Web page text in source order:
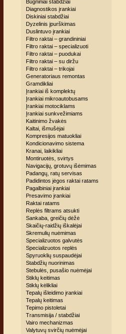
Būgniniai stabdžiai
Diagnostikos įrankiai
Diskiniai stabdžiai
Dyzelinis įpurškimas
Duslintuvo įrankiai
Filtro raktai – grandininiai
Filtro raktai – specializuoti
Filtro raktai – puodukai
Filtro raktai – su diržu
Filtro raktai – trikojai
Generatoriaus remontas
Gramdikliai
Įrankiai iš komplektų
Įrankiai mikroautobusams
Įrankiai motociklams
Įrankiai sunkvežimiams
Kaitinimo žvakės
Kaltai, išmušėjai
Kompresijos matuokliai
Kondicionavimo sistema
Kranai, laikikliai
Montiruotės, svirtys
Navigacijų, grotuvų išėmimas
Padangų, ratų servisas
Padidintos jėgos raktai ratams
Pagalbiniai įrankiai
Presavimo įrankiai
Raktai ratams
Replės filtrams atsukti
Sankaba, greičių dėžė
Skaičių-raidžių iškalėjai
Skremulių nuėmimas
Specializuotos galvutės
Specializuotos replės
Spyruoklių suspaudėjai
Stabdžių nuorinimas
Stebulės, pusašio nuėmėjai
Stiklų keitimas
Stiklų kėlikliai
Tepalų išleidimo įrankiai
Tepalų keitimas
Tepimo pistoletai
Transmisija / stabdžiai
Vairo mechanizmas
Valytuvų svirčių nuėmėjai